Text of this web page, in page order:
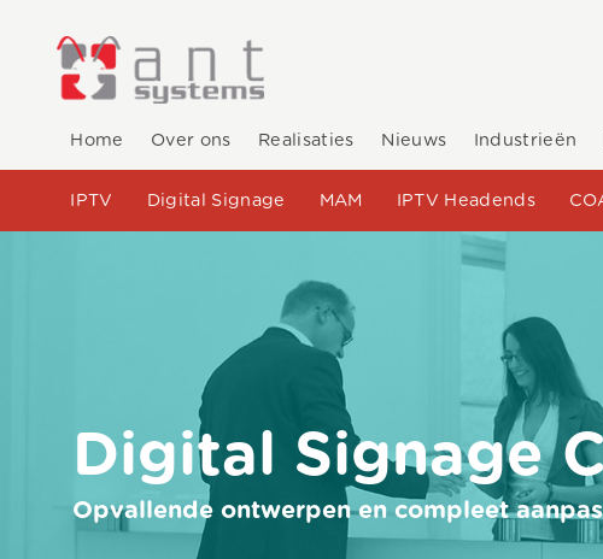
Home Over ons Realisaties Nieuws Industrieën
IPTV Digital Signage MAM IPTV Headends
Digital Signage
Opvallende ontwerpen en compleet